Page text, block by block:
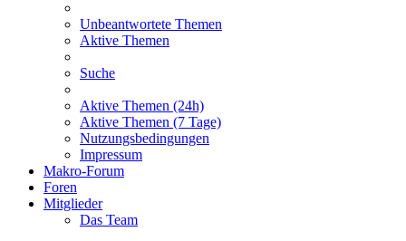
Unbeantwortete Themen
Aktive Themen
Suche
Aktive Themen (24h)
Aktive Themen (7 Tage)
Nutzungsbedingungen
Impressum
Makro-Forum
Foren
Mitglieder
Das Team